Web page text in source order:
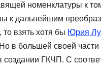
номенклатуры к
к дальнейшим
то взять хотя бы Юрия
в большей своей
ГКЧП. С